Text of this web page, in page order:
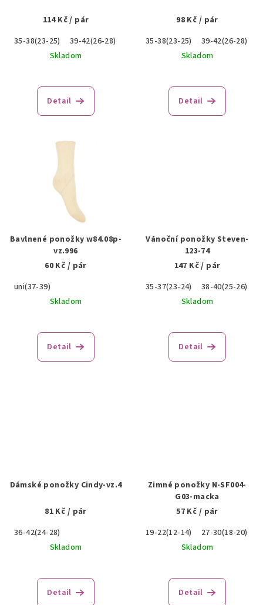
114 Kč/ pár
35-38(23-25)
39-42(26-28)
43-46(29-31)
Skladom
Detail
98 Kč / pár
35-38(23-25)
39-42(26-28)
Skladom
Detail
Bavlnené ponožky w84.08p-
vz.996
60 Kč / pár
uni(37-39)
Skladom
Detail
Vánoční ponožky Steven-
123-74
147 Kč/ pár
35-37(23-24)
38-40(25-26)
Skladom
Detail
Dámské ponožky Cindy-vz.4
81 Kč / pár
36-42(24-28)
Skladom
Detail
Zimné ponožky N-SF004-
G03-macka
57 Kč / pár
19-22(12-14)
27-30(18-20)
Skladom
Detail